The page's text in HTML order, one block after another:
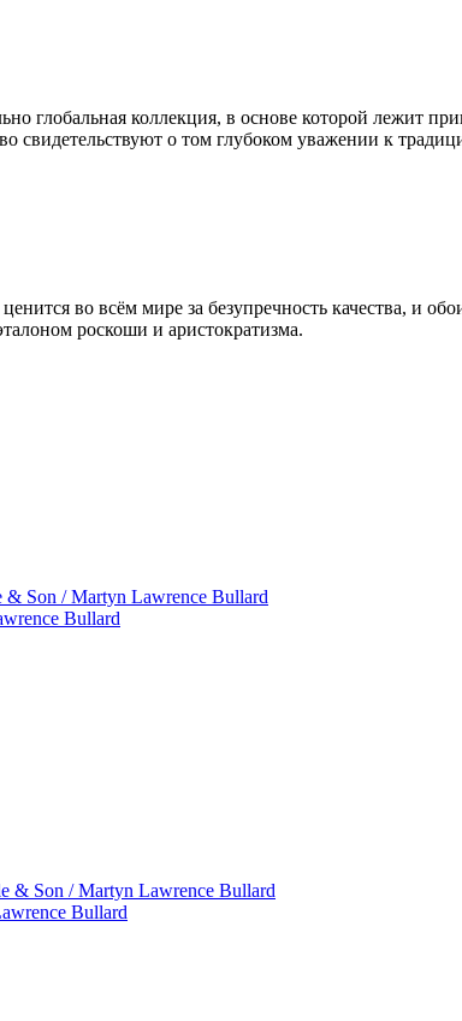
глобальная коллекция, в основе которой лежит
о том глубоком уважении к
во всём мире за безупречность качества, и
роскоши и аристократизма.
Bullard
Bullard